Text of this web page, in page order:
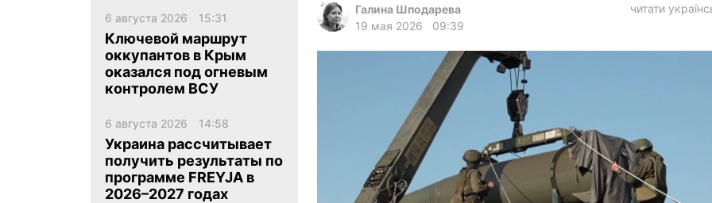
лонгриды
gambling
en
Галина Шподарева
19 мая 2026
09:39
читати
6 августа 2026 15:31
Ключевой маршрут
оккупантов в Крым
оказался под огневым
контролем ВСУ
6 августа 2026 14:58
Украина рассчитывает
получить результаты по
программе FREYJA в
2026–2027 годах